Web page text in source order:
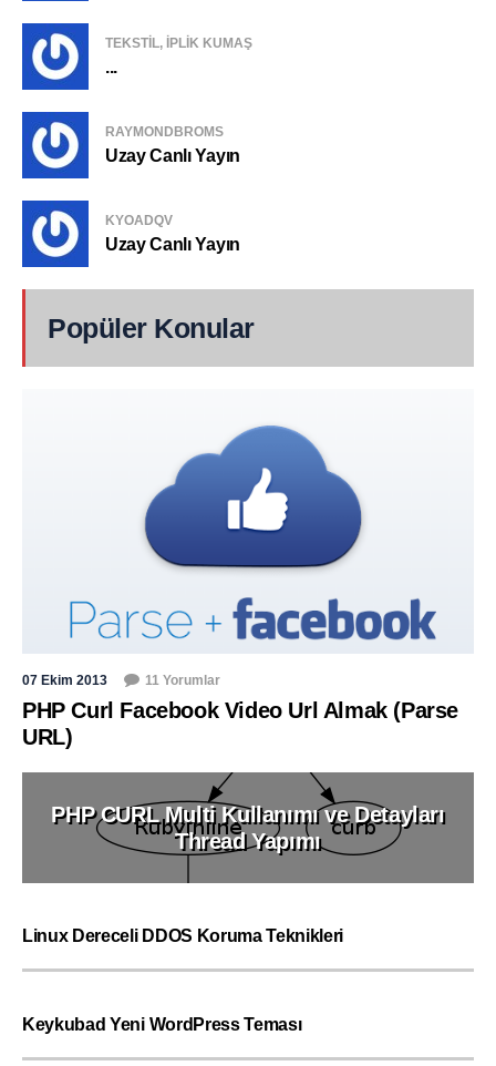
TEKSTIL, IPLIK KUMAŞ
...
RAYMONDBROMS
Uzay Canlı Yayın
KYOADQV
Uzay Canlı Yayın
Popüler Konular
07 Ekim 2013 11 Yorumlar
PHP Curl Facebook Video Url Almak (Parse
URL)
PHP CURL Multi Kullanımı ve Detayları
Thread Yapımı
Linux Dereceli DDOS Koruma Teknikleri
Keykubad Yeni WordPress Teması